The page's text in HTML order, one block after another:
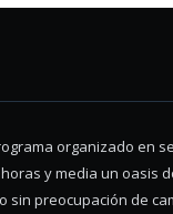
organizado en
y media un oasis
sin preocupación de